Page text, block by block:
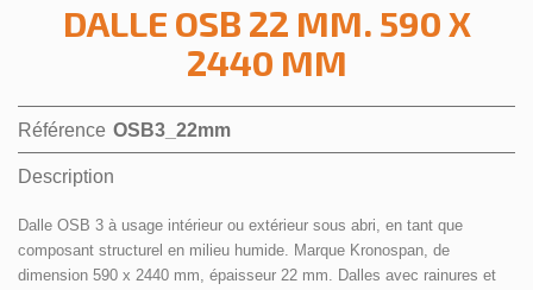
DALLE OSB 22 MM. 590 X
2440 MM
Référence OSB3_22mm
Description
Dalle OSB 3 à usage intérieur ou extérieur sous abri, en tant que
composant structurel en milieu humide. Marque Kronospan, de
dimension 590 x 2440 mm, épaisseur 22 mm. Dalles avec rainures et